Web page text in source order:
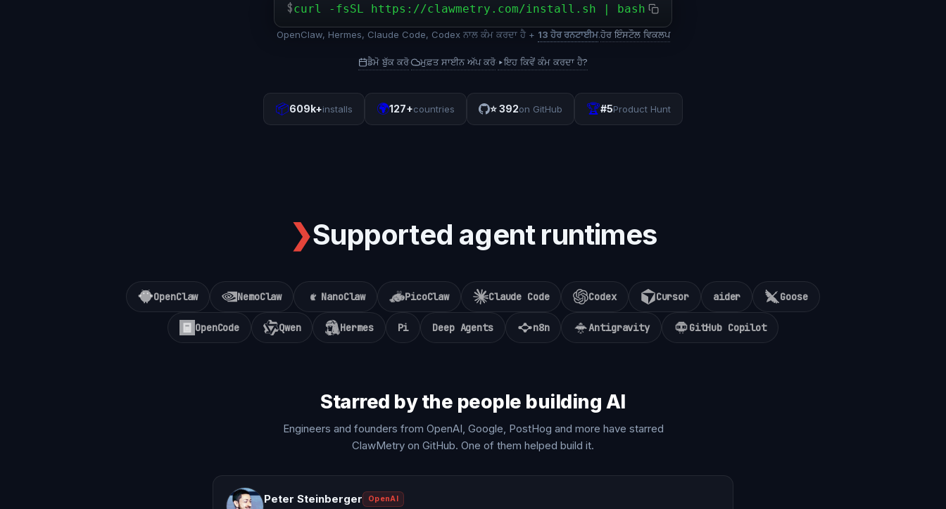
$curl -fsSL https://clawmetry.com/install.sh | bash
OpenClaw, Hermes, Claude Code, Codex ਨਾਲ ਕੰਮ ਕਰਦਾ ਹੈ + 13 ਹੋਰ ਰਨਟਾਈਮ.ਹੋਰ ਇੰਸਟੌਲ ਵਿਕਲਪ
ਡੈਮੋ ਬੁੱਕ ਕਰੋ· ਮੁਫ਼ਤ ਸਾਈਨ ਅੱਪ ਕਰੋ· ▸ਇਹ ਕਿਵੇਂ ਕੰਮ ਕਰਦਾ ਹੈ?
📦609k+installs 🌍127+countries ⭐392on GitHub 🏆#5Product Hunt
❯Supported agent runtimes
OpenClaw NemoClaw NanoClaw PicoClaw Claude Code Codex Cursor aider Goose
OpenCode Qwen Hermes Pi Deep Agents n8n Antigravity GitHub Copilot
Starred by the people building AI
Engineers and founders from OpenAI, Google, PostHog and more have starred
ClawMetry on GitHub. One of them helped build it.
Peter Steinberger OpenAI